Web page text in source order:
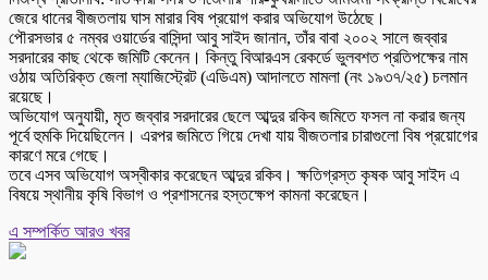
জেরে ধানের বীজতলায় ঘাস মারার বিষ প্রয়োগ করার অভিযোগ উঠেছে।
পৌরসভার ৫ নম্বর ওয়ার্ডের বাসিন্দা আবু সাইদ জানান, তাঁর বাবা ২০০২ সালে জব্বার
সরদারের কাছ থেকে জমিটি কেনেন। কিন্তু বিআরএস রেকর্ডে ভুলবশত প্রতিপক্ষের নাম
ওঠায় অতিরিক্ত জেলা ম্যাজিস্ট্রেট (এডিএম) আদালতে মামলা (নং ১৯৩৭/২৫) চলমান
রয়েছে।
অভিযোগ অনুযায়ী, মৃত জব্বার সরদারের ছেলে আব্দুর রকিব জমিতে ফসল না করার জন্য
পূর্বে হুমকি দিয়েছিলেন। এরপর জমিতে গিয়ে দেখা যায় বীজতলার চারাগুলো বিষ প্রয়োগের
কারণে মরে গেছে।
তবে এসব অভিযোগ অস্বীকার করেছেন আব্দুর রকিব। ক্ষতিগ্রস্ত কৃষক আবু সাইদ এ
বিষয়ে স্থানীয় কৃষি বিভাগ ও প্রশাসনের হস্তক্ষেপ কামনা করেছেন।
এ সম্পর্কিত আরও খবর